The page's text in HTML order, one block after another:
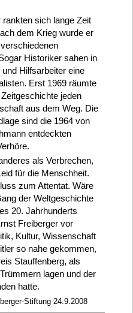
sich lange Zeit
dem Krieg wurde er
Historiker sahen in
Hilfsarbeiter eine
Erst 1969 räumte
jeden
aus dem Weg. Die
sind die 1964 von
entdeckten
als Verbrechen,
für die Menschheit.
zum Attentat. Wäre
der Weltgeschichte
20. Jahrhunderts
Freiberger vor
Kultur, Wissenschaft
so nahe gekommen,
Stauffenberg, als
lagen und der
hatte.
Stiftung 24.9.2008